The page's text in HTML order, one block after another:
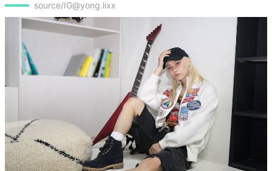
source/IG@yong.lixx